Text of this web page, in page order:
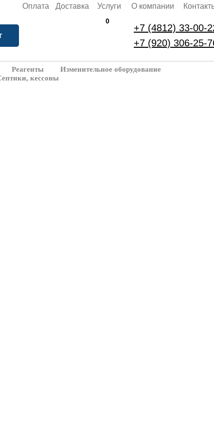
Оплата Доставка Услуги О компании
+7 (4812) 33-00-
+7 (920) 306-25-
0
Реагенты
Изменительное оборудование
кессоны